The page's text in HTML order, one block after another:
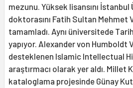
mezunu. Yüksek lisansını
doktorasını Fatih Sultan Mehmet
tamamladı. Aynı üniversitede
yapıyor. Alexander von Humboldt
desteklenen Islamic Intellectual
araştırmacı olarak yer aldı. Millet
kataloglama projesinde Günay